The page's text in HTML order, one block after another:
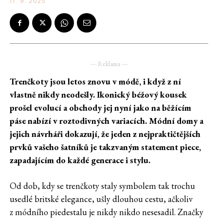
― Reklama ―
Trenčkoty jsou letos znovu v módě, i když z ní
vlastně nikdy neodešly. Ikonický béžový kousek
prošel evolucí a obchody jej nyní jako na běžícím
páse nabízí v roztodivných variacích. Módní domy a
jejich návrháři dokazují, že jeden z nejpraktičtějších
prvků vašeho šatníků je takzvaným statement piece,
zapadajícím do každé generace i stylu.
Od dob, kdy se trenčkoty staly symbolem tak trochu
usedlé britské elegance, ušly dlouhou cestu, ačkoliv
z módního piedestalu je nikdy nikdo nesesadil. Značky